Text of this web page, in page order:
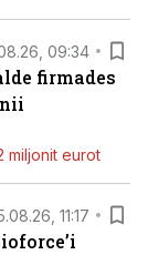
09:34
firmades
miljonit eurot
11:17